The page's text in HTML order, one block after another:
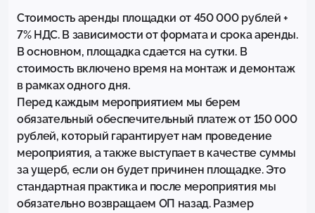
Стоимость аренды площадки от 450 000 рублей +
7% НДС. В зависимости от формата и срока аренды.
В основном, площадка сдается на сутки. В
стоимость включено время на монтаж и демонтаж
в рамках одного дня.
Перед каждым мероприятием мы берем
обязательный обеспечительный платеж от 150 000
рублей, который гарантирует нам проведение
мероприятия, а также выступает в качестве суммы
за ущерб, если он будет причинен площадке. Это
стандартная практика и после мероприятия мы
обязательно возвращаем ОП назад. Размер